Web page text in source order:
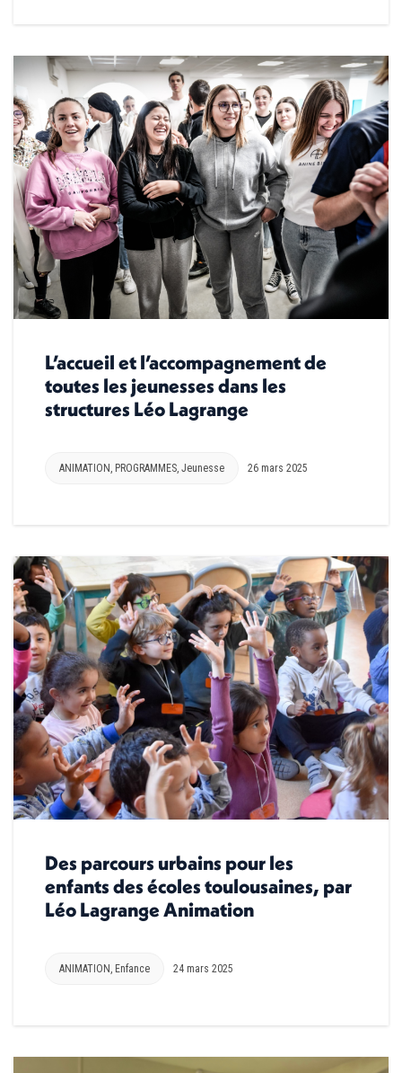
L’accueil et l’accompagnement de
toutes les jeunesses dans les
structures Léo Lagrange
ANIMATION , PROGRAMMES, Jeunesse 26 mars 2025
Des parcours urbains pour les
enfants des écoles toulousaines, par
Léo Lagrange Animation
ANIMATION, Enfance 24 mars 2025